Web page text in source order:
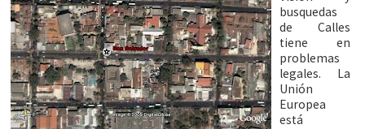
busquedas
de Calles
tiene en
problemas
legales. La
Unión
Europea
está